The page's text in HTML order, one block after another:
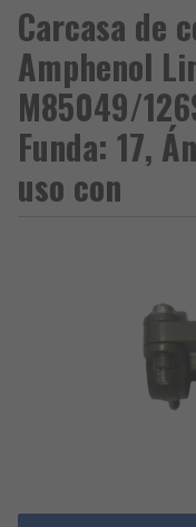
Carcasa de
Amphenol
M85049/
Funda: 17,
uso con